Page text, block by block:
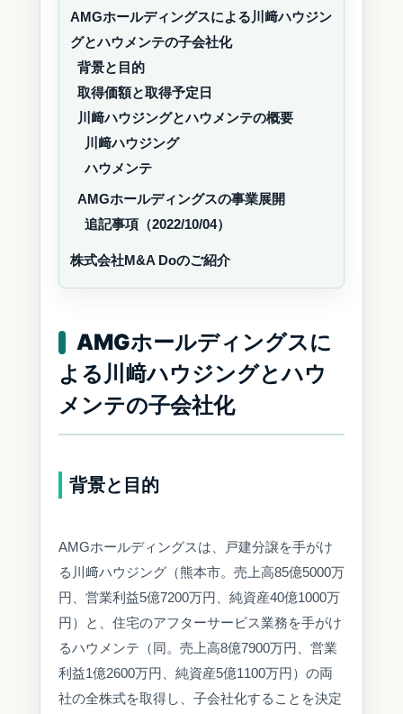
AMGホールディングスによる川﨑ハウジン
グとハウメンテの子会社化
背景と目的
取得価額と取得予定日
川﨑ハウジングとハウメンテの概要
川﨑ハウジング
ハウメンテ
AMGホールディングスの事業展開
追記事項（2022/10/04）
株式会社M&A Doのご紹介
AMGホールディングスに
よる川﨑ハウジングとハウ
メンテの子会社化
背景と目的
AMGホールディングスは、戸建分譲を手がけ
る川﨑ハウジング（熊本市。売上高85億5000万
円、営業利益5億7200万円、純資産40億1000万
円）と、住宅のアフターサービス業務を手がけ
るハウメンテ（同。売上高8億7900万円、営業
利益1億2600万円、純資産5億1100万円）の両
社の全株式を取得し、子会社化することを決定